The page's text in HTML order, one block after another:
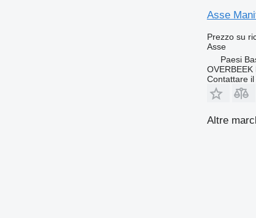
Asse
Prezzo su
Asse
Paesi
OVERBEEK
Contattare
Altre